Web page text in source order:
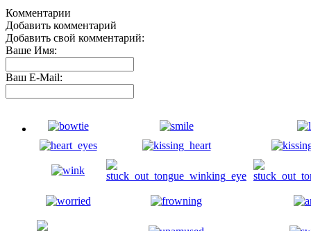
Комментарии
Добавить комментарий
Добавить свой комментарий:
Ваше Имя:
Ваш E-Mail: